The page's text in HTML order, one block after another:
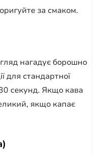
за смаком.
нагадує борошно
для стандартної
секунд. Якщо кава
якщо капає